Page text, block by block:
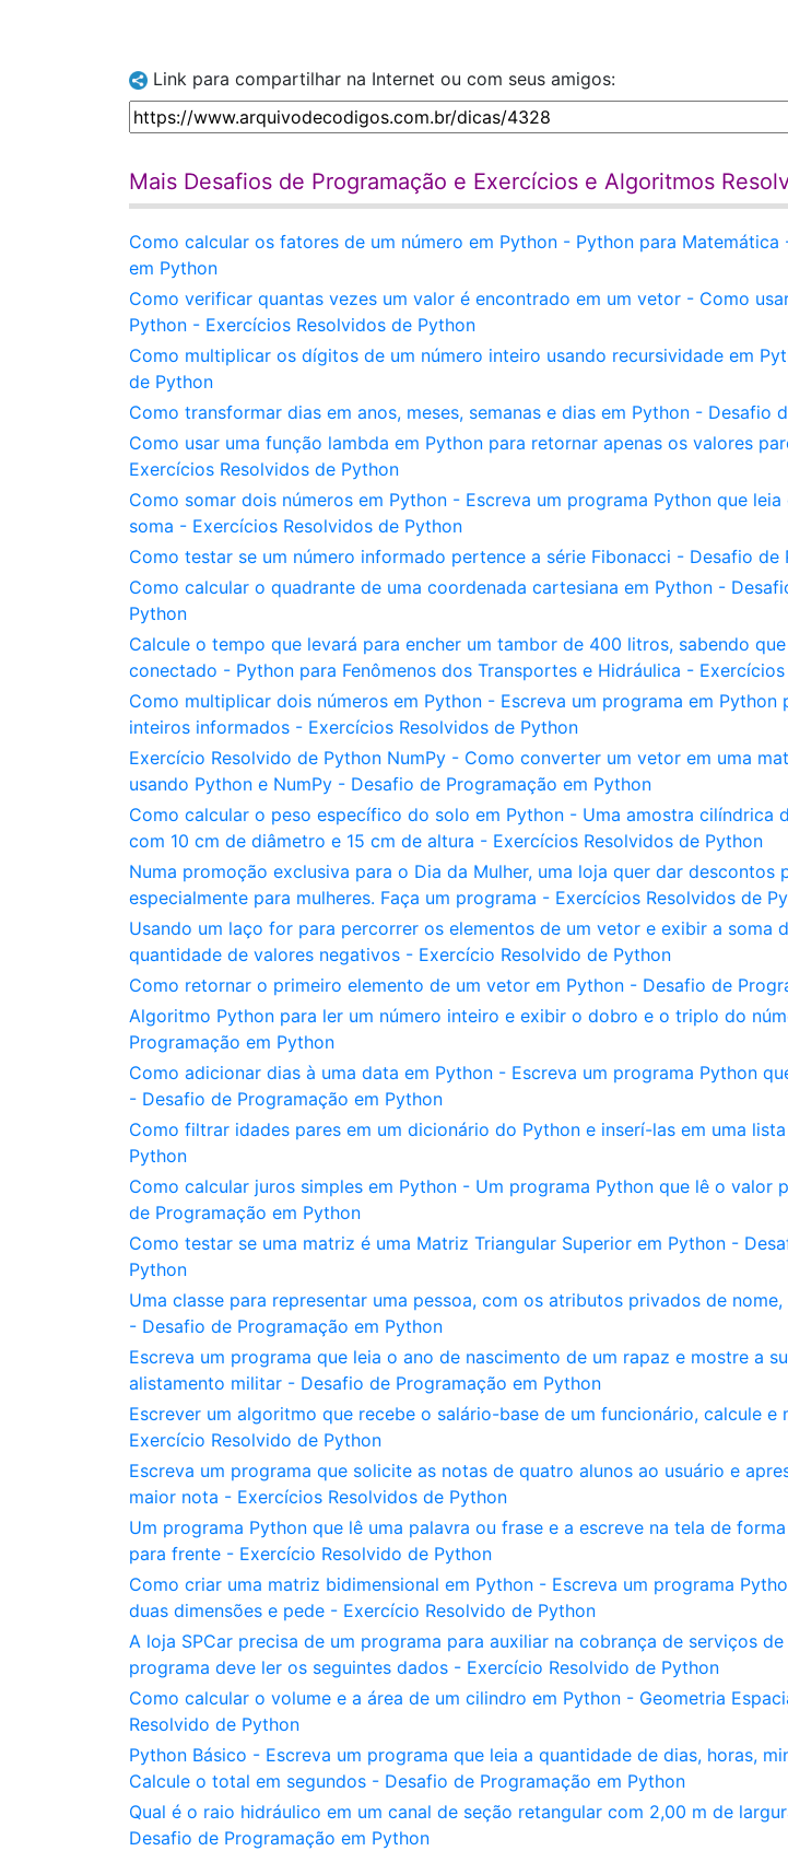
Link para compartilhar na Internet ou com seus amigos:
Mais Desafios de Programação e Exercícios e Algoritmos
Como calcular os fatores de um número em Python - Python para Matemática
em Python
Como verificar quantas vezes um valor é encontrado em um vetor - Como
Python - Exercícios Resolvidos de Python
Como multiplicar os dígitos de um número inteiro usando recursividade em
de Python
Como transformar dias em anos, meses, semanas e dias em Python - Desafio
Como usar uma função lambda em Python para retornar apenas os valores
Exercícios Resolvidos de Python
Como somar dois números em Python - Escreva um programa Python que
soma - Exercícios Resolvidos de Python
Como testar se um número informado pertence a série Fibonacci - Desafio de
Como calcular o quadrante de uma coordenada cartesiana em Python -
Python
Calcule o tempo que levará para encher um tambor de 400 litros, sabendo
conectado - Python para Fenômenos dos Transportes e Hidráulica -
Como multiplicar dois números em Python - Escreva um programa em Python
inteiros informados - Exercícios Resolvidos de Python
Exercício Resolvido de Python NumPy - Como converter um vetor em uma
usando Python e NumPy - Desafio de Programação em Python
Como calcular o peso específico do solo em Python - Uma amostra cilíndrica
com 10 cm de diâmetro e 15 cm de altura - Exercícios Resolvidos de Python
Numa promoção exclusiva para o Dia da Mulher, uma loja quer dar descontos
especialmente para mulheres. Faça um programa - Exercícios Resolvidos de
Usando um laço for para percorrer os elementos de um vetor e exibir a soma
quantidade de valores negativos - Exercício Resolvido de Python
Como retornar o primeiro elemento de um vetor em Python - Desafio de
Algoritmo Python para ler um número inteiro e exibir o dobro e o triplo do
Programação em Python
Como adicionar dias à uma data em Python - Escreva um programa Python
- Desafio de Programação em Python
Como filtrar idades pares em um dicionário do Python e inserí-las em uma
Python
Como calcular juros simples em Python - Um programa Python que lê o valor
de Programação em Python
Como testar se uma matriz é uma Matriz Triangular Superior em Python -
Python
Uma classe para representar uma pessoa, com os atributos privados de
- Desafio de Programação em Python
Escreva um programa que leia o ano de nascimento de um rapaz e mostre a
alistamento militar - Desafio de Programação em Python
Escrever um algoritmo que recebe o salário-base de um funcionário, calcule
Exercício Resolvido de Python
Escreva um programa que solicite as notas de quatro alunos ao usuário e
maior nota - Exercícios Resolvidos de Python
Um programa Python que lê uma palavra ou frase e a escreve na tela de
para frente - Exercício Resolvido de Python
Como criar uma matriz bidimensional em Python - Escreva um programa
duas dimensões e pede - Exercício Resolvido de Python
A loja SPCar precisa de um programa para auxiliar na cobrança de serviços
programa deve ler os seguintes dados - Exercício Resolvido de Python
Como calcular o volume e a área de um cilindro em Python - Geometria
Resolvido de Python
Python Básico - Escreva um programa que leia a quantidade de dias, horas,
Calcule o total em segundos - Desafio de Programação em Python
Qual é o raio hidráulico em um canal de seção retangular com 2,00 m de
Desafio de Programação em Python